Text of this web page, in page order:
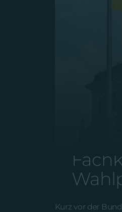
Kurz vor der